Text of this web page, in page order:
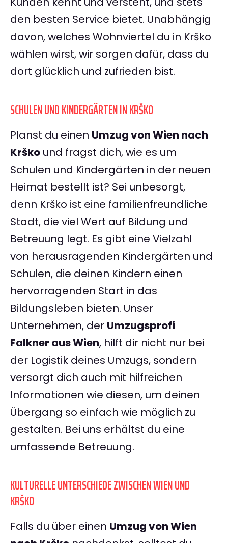
den besten Service bietet. Unabhängig
davon, welches Wohnviertel du in Krško
wählen wirst, wir sorgen dafür, dass du
dort glücklich und zufrieden bist.
SCHULEN UND KINDERGÄRTEN IN KRŠKO
Planst du einen Umzug von Wien nach
Krško und fragst dich, wie es um
Schulen und Kindergärten in der neuen
Heimat bestellt ist? Sei unbesorgt,
denn Krško ist eine familienfreundliche
Stadt, die viel Wert auf Bildung und
Betreuung legt. Es gibt eine Vielzahl
von herausragenden Kindergärten und
Schulen, die deinen Kindern einen
hervorragenden Start in das
Bildungsleben bieten. Unser
Unternehmen, der Umzugsprofi
Falkner aus Wien, hilft dir nicht nur bei
der Logistik deines Umzugs, sondern
versorgt dich auch mit hilfreichen
Informationen wie diesen, um deinen
Übergang so einfach wie möglich zu
gestalten. Bei uns erhältst du eine
umfassende Betreuung.
KULTURELLE UNTERSCHIEDE ZWISCHEN WIEN UND
KRŠKO
Falls du über einen Umzug von Wien